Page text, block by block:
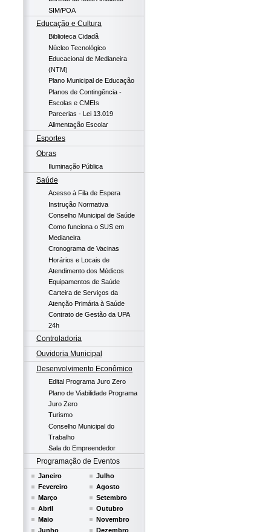
SIM/POA
Educação e Cultura
Biblioteca Cidadã
Núcleo Tecnológico
Educacional de Medianeira
(NTM)
Plano Municipal de Educação
Planos de Contingência -
Escolas e CMEIs
Parcerias - Lei 13.019
Alimentação Escolar
Esportes
Obras
Iluminação Pública
Saúde
Acesso à Fila de Espera
Instrução Normativa
Conselho Municipal de Saúde
Como funciona o SUS em
Medianeira
Cronograma de Vacinas
Horários e Locais de
Atendimento dos Médicos
Equipamentos de Saúde
Carteira de Serviços da
Atenção Primária à Saúde
Contrato de Gestão da UPA
24h
Controladoria
Ouvidoria Municipal
Desenvolvimento Econômico
Edital Programa Juro Zero
Plano de Viabilidade Programa
Juro Zero
Turismo
Conselho Municipal do
Trabalho
Sala do Empreendedor
Programação de Eventos
Janeiro
Fevereiro
Março
Abril
Maio
Junho
Julho
Agosto
Setembro
Outubro
Novembro
Dezembro